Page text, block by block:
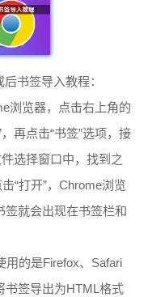
书签导入教程：
浏览器，点击右上角的
再点击“书签”选项，接
选择窗口中，找到之
“打开”，Chrome浏览
签就会出现在书签栏和
用的是Firefox、Safari
书签导出为HTML格式